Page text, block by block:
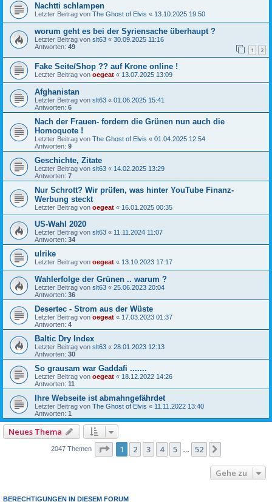
Nachtti schlampen
Letzter Beitrag von The Ghost of Elvis « 13.10.2025 19:50
worum geht es bei der Syriensache überhaupt ?
Letzter Beitrag von slt63 « 30.09.2025 11:16
Antworten: 49 1 2
Fake Seite/Shop ?? auf Krone online !
Letzter Beitrag von oegeat « 13.07.2025 13:09
Afghanistan
Letzter Beitrag von slt63 « 01.06.2025 15:41
Antworten: 6
Nach der Frauen- fordern die Grünen nun auch die
Homoquote !
Letzter Beitrag von The Ghost of Elvis « 01.04.2025 12:54
Antworten: 9
Geschichte, Zitate
Letzter Beitrag von slt63 « 14.02.2025 13:29
Antworten: 7
Nur Schrott? Wir prüfen, was hinter YouTube Finanz-
Werbung steckt
Letzter Beitrag von oegeat « 16.01.2025 00:35
US-Wahl 2020
Letzter Beitrag von slt63 « 11.11.2024 11:07
Antworten: 34
ulrike
Letzter Beitrag von oegeat « 13.10.2023 17:17
Wahlerfolge der Grünen .. warum ?
Letzter Beitrag von slt63 « 25.06.2023 20:04
Antworten: 36
Desertec - Strom aus der Wüste
Letzter Beitrag von oegeat « 17.03.2023 01:37
Antworten: 4
Baltic Dry Index
Letzter Beitrag von slt63 « 28.01.2023 12:13
Antworten: 30
So grausam war Gaddafi .......
Letzter Beitrag von oegeat « 18.12.2022 14:26
Antworten: 11
Ihre Webseite ist abmahngefährdet
Letzter Beitrag von The Ghost of Elvis « 11.11.2022 13:40
Antworten: 1
Neues Thema
2047 Themen Seite 1von 52
1 2 3 4 5 … 52
Gehe zu
BERECHTIGUNGEN IN DIESEM FORUM